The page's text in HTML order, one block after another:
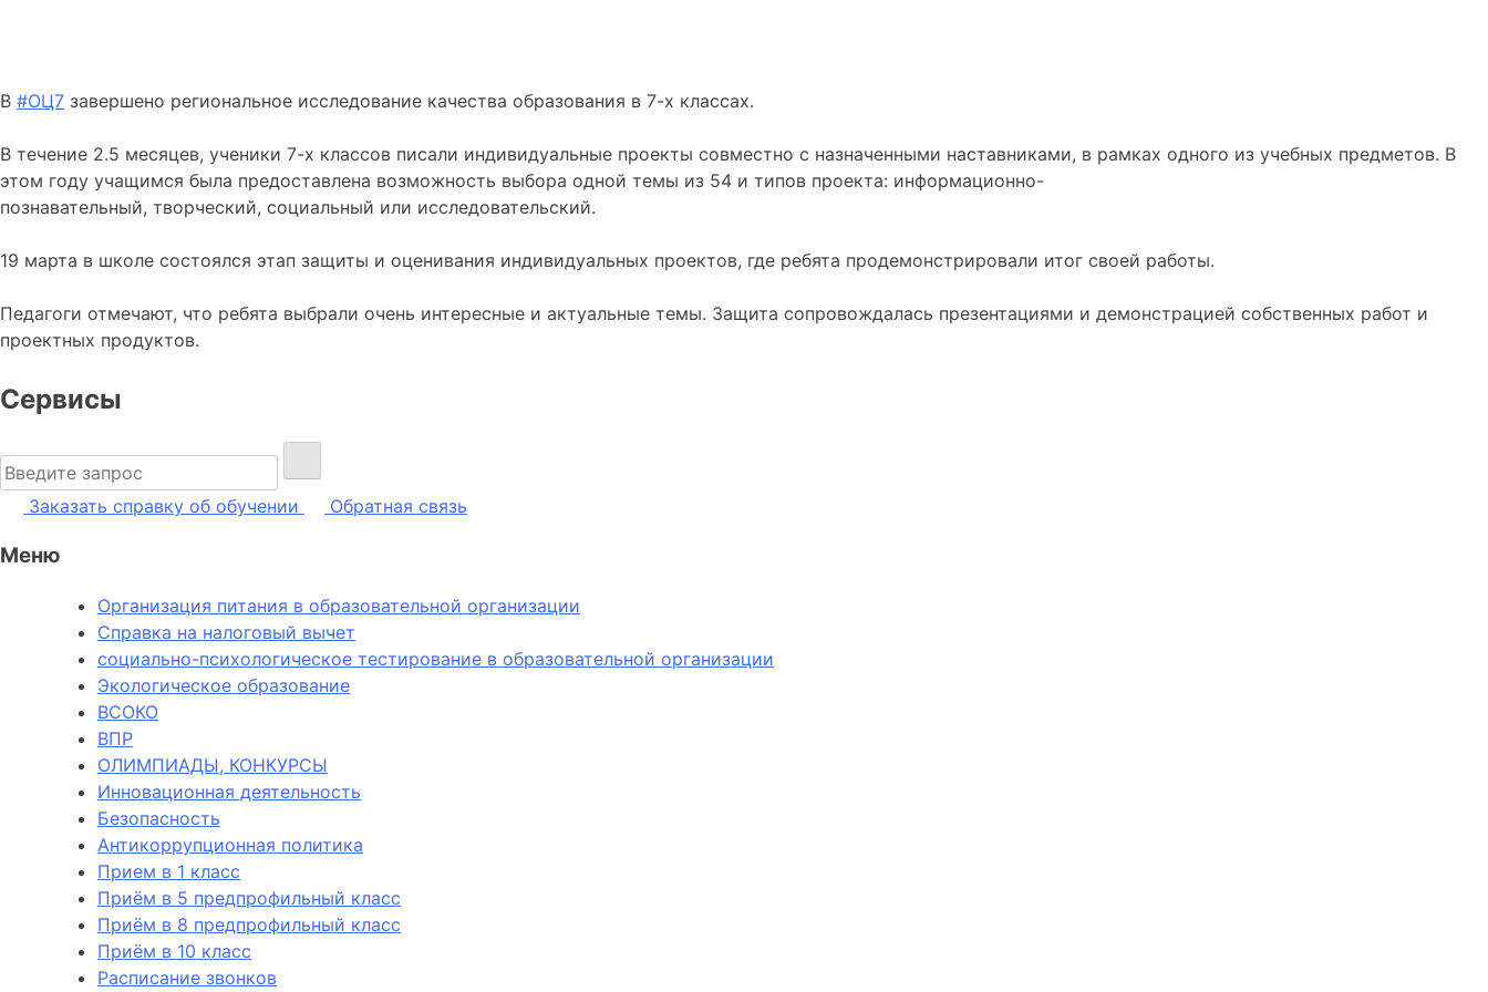
В #ОЦ7 завершено региональное исследование качества образования в 7-х классах.
В течение 2.5 месяцев, ученики 7-х классов писали индивидуальные проекты совместно с назначенными наставниками, в рамках одного из учебных предметов. В
этом году учащимся была предоставлена возможность выбора одной темы из 54 и типов проекта: информационно-
познавательный, творческий, социальный или исследовательский.
19 марта в школе состоялся этап защиты и оценивания индивидуальных проектов, где ребята продемонстрировали итог своей работы.
Педагоги отмечают, что ребята выбрали очень интересные и актуальные темы. Защита сопровождалась презентациями и демонстрацией собственных работ и
проектных продуктов.
Сервисы
Найти:
Заказать справку об обучении Обратная связь
Меню
Организация питания в образовательной организации
Справка на налоговый вычет
социально-психологическое тестирование в образовательной организации
Экологическое образование
ВСОКО
ВПР
ОЛИМПИАДЫ, КОНКУРСЫ
Инновационная деятельность
Безопасность
Антикоррупционная политика
Прием в 1 класс
Приём в 5 предпрофильный класс
Приём в 8 предпрофильный класс
Приём в 10 класс
Расписание звонков